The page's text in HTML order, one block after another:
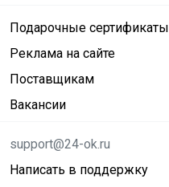
Подарочные сертификаты
Реклама на сайте
Поставщикам
Вакансии
support@24-ok.ru
Написать в поддержку